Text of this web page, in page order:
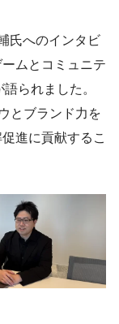
氏へのインタビ
ムとコミュニテ
られました。
とブランド力を
進に貢献するこ